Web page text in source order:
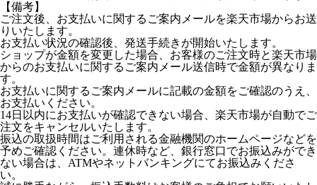
【備考】
ご注文後、お支払いに関するご案内メールを楽天市場からお送
りいたします。
お支払い状況の確認後、発送手続きが開始いたします。
ショップが金額を変更した場合、お客様のご注文時と楽天市場
からのお支払いに関するご案内メール送信時で金額が異なりま
す。
お支払いに関するご案内メールに記載の金額をご確認のうえ、
お支払いください。
14日以内にお支払いが確認できない場合、楽天市場が自動でご
注文をキャンセルいたします。
振込の取扱時間はご利用される金融機関のホームページなどを
予めご確認ください。連休時など、銀行窓口でお振込みができ
ない場合は、ATMやネットバンキングにてお振込みくださ
い。